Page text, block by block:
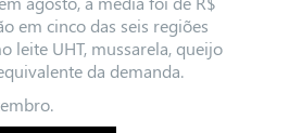
em cinco das seis regiões
leite UHT, mussarela, queijo
da demanda.